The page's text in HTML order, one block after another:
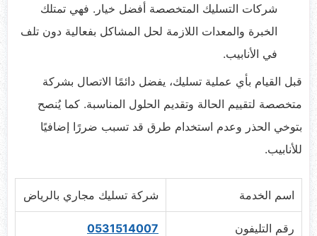
شركات التسليك المتخصصة أفضل خيار. فهي تمتلك
الخبرة والمعدات اللازمة لحل المشاكل بفعالية دون تلف
في الأنابيب.
قبل القيام بأي عملية تسليك، يفضل دائمًا الاتصال بشركة
متخصصة لتقييم الحالة وتقديم الحلول المناسبة. كما يُنصح
بتوخي الحذر وعدم استخدام طرق قد تسبب ضررًا إضافيًا
للأنابيب.
اسم الخدمة شركة تسليك مجاري بالرياض
رقم التليفون 0531514007